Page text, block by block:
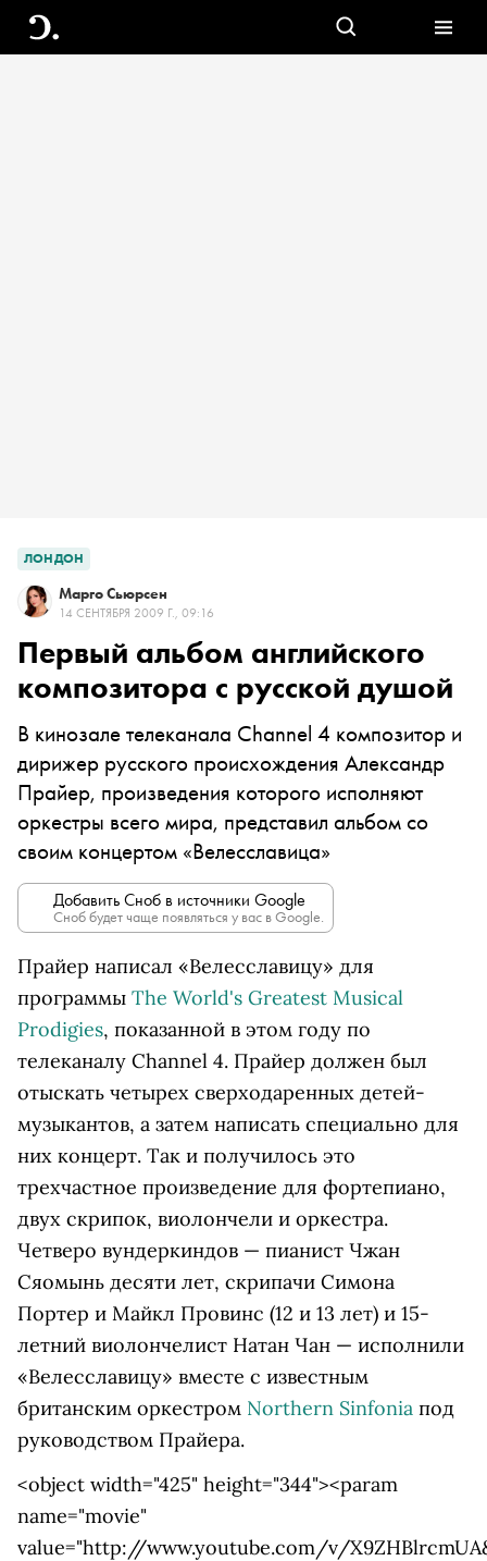
ЛОНДОН
Марго Сьюрсен
14 СЕНТЯБРЯ 2009 Г., 09:16
Первый альбом английского
композитора с русской душой
В кинозале телеканала Channel 4 композитор и
дирижер русского происхождения Александр
Прайер, произведения которого исполняют
оркестры всего мира, представил альбом со
своим концертом «Велесславица»
Добавить Сноб в источники Google
Сноб будет чаще появляться у вас в Google.
Прайер написал «Велесславицу» для
программы The World's Greatest Musical
Prodigies, показанной в этом году по
телеканалу Channel 4. Прайер должен был
отыскать четырех сверходаренных детей-
музыкантов, а затем написать специально для
них концерт. Так и получилось это
трехчастное произведение для фортепиано,
двух скрипок, виолончели и оркестра.
Четверо вундеркиндов — пианист Чжан
Сяомынь десяти лет, скрипачи Симона
Портер и Майкл Провинс (12 и 13 лет) и 15-
летний виолончелист Натан Чан — исполнили
«Велесславицу» вместе с известным
британским оркестром Northern Sinfonia под
руководством Прайера.
<object width="425" height="344"><param
name="movie"
value="http://www.youtube.com/v/